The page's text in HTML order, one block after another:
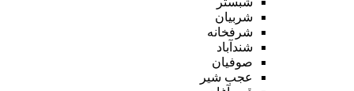
شربیان
شرفخانه
شندآباد
صوفیان
عجب شیر